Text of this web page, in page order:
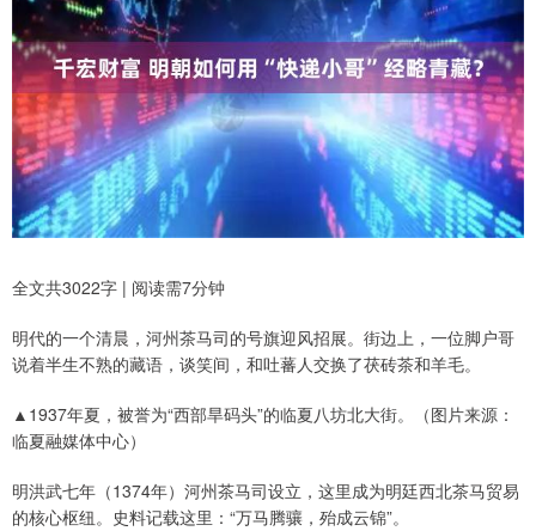
全文共3022字 | 阅读需7分钟
明代的一个清晨，河州茶马司的号旗迎风招展。街边上，一位脚户哥
说着半生不熟的藏语，谈笑间，和吐蕃人交换了茯砖茶和羊毛。
▲1937年夏，被誉为“西部旱码头”的临夏八坊北大街。（图片来源：
临夏融媒体中心）
明洪武七年（1374年）河州茶马司设立，这里成为明廷西北茶马贸易
的核心枢纽。史料记载这里：“万马腾骧，殆成云锦”。